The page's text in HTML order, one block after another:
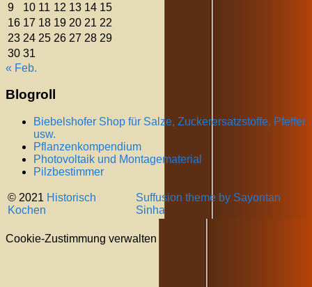
9
10 11 12 13 14 15
16 17 18 19 20 21 22
23 24 25 26 27 28 29
30 31
« Feb.
Blogroll
Biebelshofer Shop für Salze, Zuckerersatzstoffe, Pfeffer
usw.
Pflanzenkompendium
Photovoltaik und Montagematerial
Pilzbestimmer
© 2021 Historisch
Kochen
Suffusion theme by Sayontan
Sinha
Cookie-Zustimmung verwalten